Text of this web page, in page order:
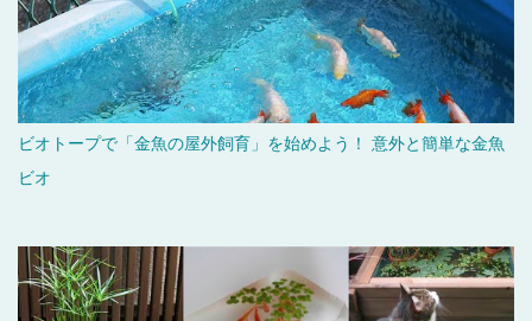
ビオトープで「金魚の屋外飼育」を始めよう！ 意外と簡単な金魚
ビオ